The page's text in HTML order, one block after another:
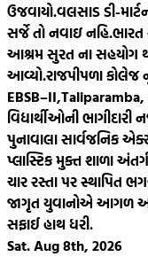
ઉજવાયો.વલસાડ ડી-
સર્જે તો નવાઇ નહિ.ભારત
આશ્રમ સુરત ના સહયોગ થી
આવ્યો.રાજપીપળા કોલેજ
EBSB–II,Taliparamba,
વિદ્યાર્થીઓની ભાગીદારી
પુનાવાલા સાર્વજનિક
પ્લાસ્ટિક મુક્ત શાળા
ચાર રસ્તા પર સ્થાપિત
જાગૃત યુવાનોએ આગળ
સફાઈ હાથ ધરી.
Sat. Aug 8th, 2026